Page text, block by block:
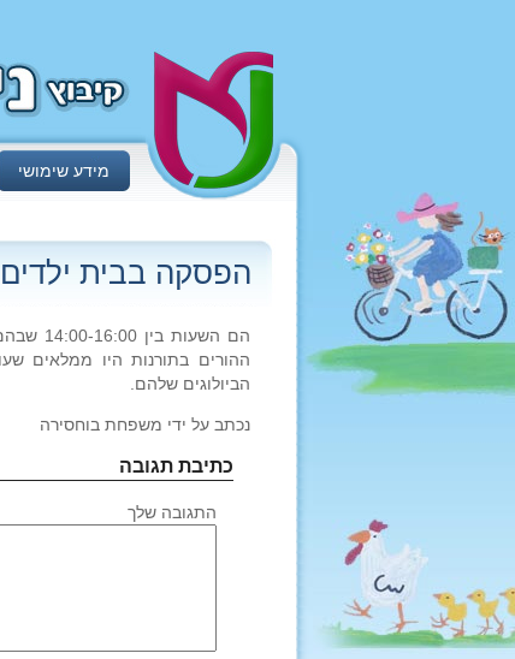
מידע שימושי
הפסקה בבית ילדים
ההורים בתורנות היו ממלאים
הביולוגים שלהם.
נכתב על ידי משפחת בוחסירה
כתיבת תגובה
התגובה שלך